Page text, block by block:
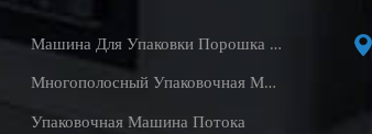
Машина Для Упаковки Порошка Кофе
Многополосный Упаковочная Машина
Упаковочная Машина Потока